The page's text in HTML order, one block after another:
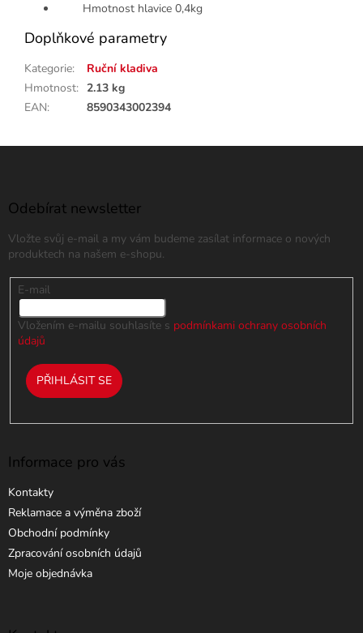
Hmotnost hlavice 0,4kg
Doplňkové parametry
Kategorie:
Ruční kladiva
Hmotnost: 2.13 kg
EAN: 8590343002394
Odebírat newsletter
Vložte svůj e-mail a my vám budeme zasílat informace o nových
produktech na našem e-shopu.
E-mail
Vložením e-mailu souhlasíte s podmínkami ochrany osobních
údajů
PŘIHLÁSIT SE
Informace pro vás
Kontakty
Reklamace a výměna zboží
Obchodní podmínky
Zpracování osobních údajů
Moje objednávka